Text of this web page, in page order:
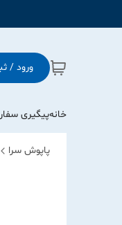
ورود /
خانهپیگیری
پاپوش سرا